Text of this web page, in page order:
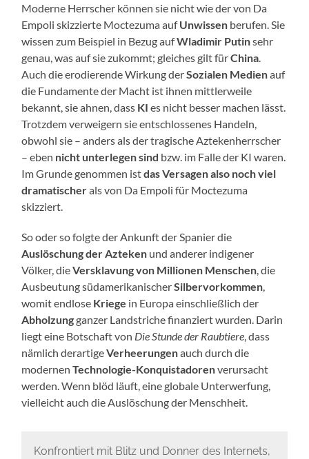
Moderne Herrscher können sie nicht wie der von Da
Empoli skizzierte Moctezuma aufUnwissen berufen. Sie
wissen zum Beispiel in Bezug aufWladimir Putinsehr
genau, was auf sie zukommt; gleiches gilt fürChina.
Auch die erodierende Wirkung derSozialen Medienauf
die Fundamente der Macht ist ihnen mittlerweile
bekannt, sie ahnen, dass KIes nicht besser machen lässt.
Trotzdem verweigern sie entschlossenes Handeln,
obwohl sie – anders als der tragische Aztekenherrscher
– eben nicht unterlegen sind bzw. im Falle der KI waren.
Im Grunde genommen istdas Versagen also noch viel
dramatischerals von Da Empoli für Moctezuma
skizziert.
So oder so folgte der Ankunft der Spanier die
Auslöschung der Azteken und anderer indigener
Völker, dieVersklavung von Millionen Menschen, die
Ausbeutung südamerikanischerSilbervorkommen,
womit endlose Kriege in Europa einschließlich der
Abholzungganzer Landstriche finanziert wurden. Darin
liegt eine Botschaft von Die Stunde der Raubtiere, dass
nämlich derartigeVerheerungenauch durch die
modernenTechnologie-Konquistadorenverursacht
werden. Wenn blöd läuft, eine globale Unterwerfung,
vielleicht auch die Auslöschung der Menschheit.
Konfrontiert mit Blitz und Donner des Internets,